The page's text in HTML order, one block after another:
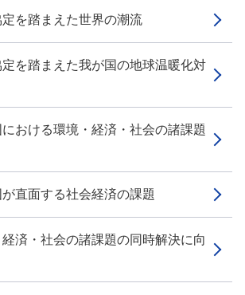
を踏まえた世界の潮流
を踏まえた我が国の地球温暖化対
おける環境・経済・社会の諸課題
直面する社会経済の課題
済・社会の諸課題の同時解決に向